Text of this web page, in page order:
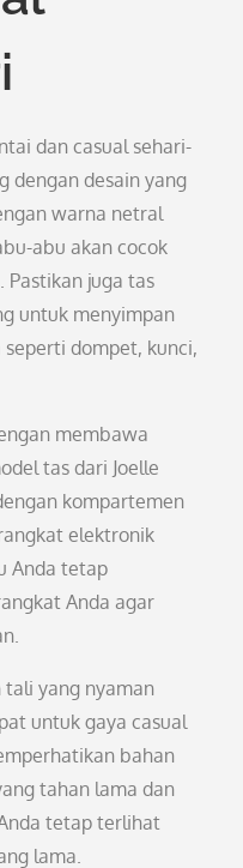
dan casual sehari-
dengan desain yang
warna netral
abu akan cocok
juga tas
untuk menyimpan
dompet, kunci,
membawa
tas dari Joelle
kompartemen
elektronik
Anda tetap
Anda agar
tali yang nyaman
untuk gaya casual
bahan
tahan lama dan
tetap terlihat
lama.